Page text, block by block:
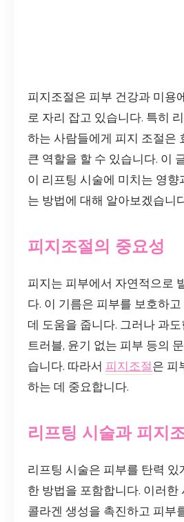
피지조절은 피부 건강과 미용
로 자리 잡고 있습니다. 특히
하는 사람들에게 피지 조절은
큰 역할을 할 수 있습니다. 이
이 리프팅 시술에 미치는 영
는 방법에 대해 알아보겠습니
피지조절의 중요성
피지는 피부에서 자연적으로
다. 이 기름은 피부를 보호하
데 도움을 줍니다. 그러나 과
트러블, 윤기 없는 피부 등의
습니다. 따라서 피지조절은 피
하는 데 중요합니다.
리프팅 시술과 피지
리프팅 시술은 피부를 탄력
한 방법을 포함합니다. 이러한
콜라겐 생성을 촉진하고 피부